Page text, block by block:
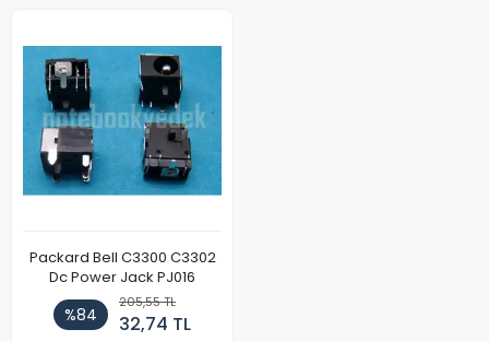
Packard Bell C3300 C3302
Dc Power Jack PJ016
%84
205,55 TL
32,74 TL